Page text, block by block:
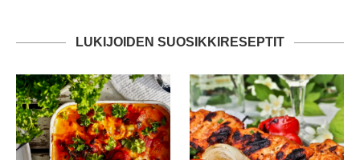
LUKIJOIDEN SUOSIKKIRESEPTIT